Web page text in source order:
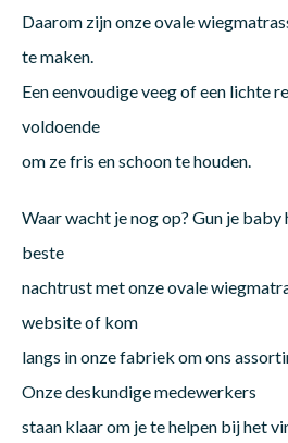
Daarom zijn onze ovale
te maken.
Een eenvoudige veeg of een lichte
voldoende
om ze fris en schoon te houden.
Waar wacht je nog op? Gun je
beste
nachtrust met onze ovale
website of kom
langs in onze fabriek om ons
Onze deskundige medewerkers
staan klaar om je te helpen bij het